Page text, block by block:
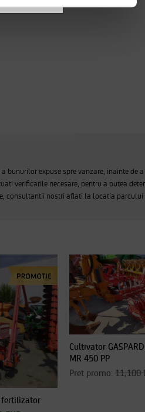
bunurilor expuse spre vanzare, inainte de
verificarile necesare, pentru a putea
consultantii nostri aflati la locatia
fertilizator
Cultivator
MR 450 PP
Pret promo: 11,100